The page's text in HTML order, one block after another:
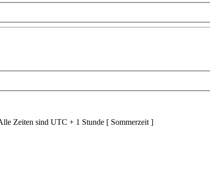
Zeiten sind UTC + 1 Stunde [ Sommerzeit ]